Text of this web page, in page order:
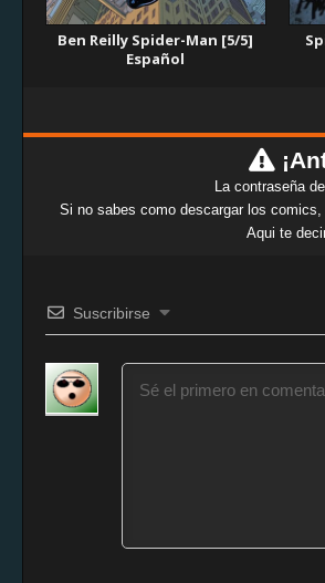
Ben Reilly Spider-Man [5/5]
Español
La contraseña
Si no sabes como descargar los
Aqui te
Suscribirse